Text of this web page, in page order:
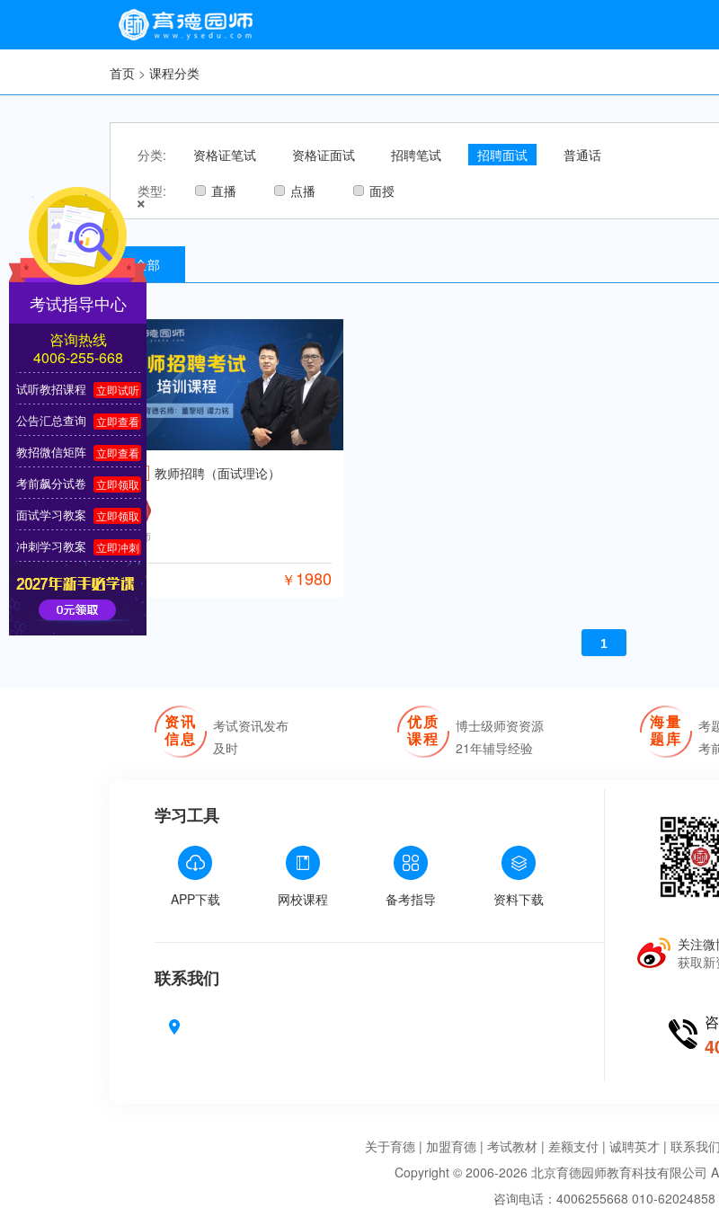
首页 > 课程分类
分类: 资格证笔试 资格证面试 招聘笔试 招聘面试
普通话
类型:
直播 点播 面授
全部
全部 教师招聘（面试理论）
董老师
￥1980
1
资讯
信息
考试资讯发布
及时
优质
课程
博士级师资资源
21年辅导经验
海量
题库
考
考
学习工具
APP下载 网校课程 备考指导 资料下载
联系我们
关注微
获取新
关于育德 | 加盟育德 | 考试教材 | 差额支付 | 诚聘英才 | 联系我们
Copyright © 2006-2026 北京育德园师教育科技有限公司
咨询电话：4006255668 010-62024858
考试指导中心
咨询热线
4006-255-668
试听教招课程 立即试听
公告汇总查询 立即查看
教招微信矩阵 立即查看
考前飙分试卷 立即领取
面试学习教案 立即领取
冲刺学习教案 立即冲刺
×